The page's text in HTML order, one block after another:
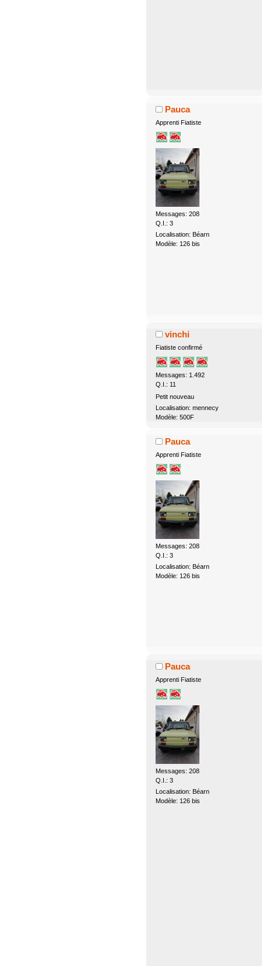
Pauca
Apprenti Fiatiste
Messages: 208
Q.I.: 3
Localisation: Béarn
Modèle: 126 bis
vinchi
Fiatiste confirmé
Messages: 1.492
Q.I.: 11
Petit nouveau
Localisation: mennecy
Modèle: 500F
Pauca
Apprenti Fiatiste
Messages: 208
Q.I.: 3
Localisation: Béarn
Modèle: 126 bis
Pauca
Apprenti Fiatiste
Messages: 208
Q.I.: 3
Localisation: Béarn
Modèle: 126 bis